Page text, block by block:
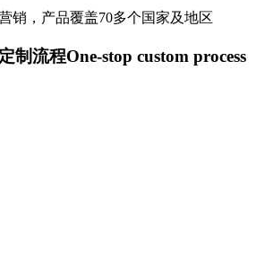
销，产品覆盖70多个国家及地区
制流程One-stop custom process